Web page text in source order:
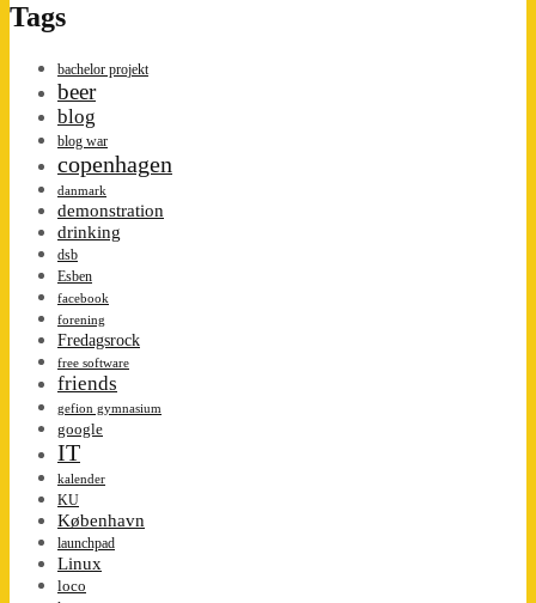
Tags
bachelor projekt
beer
blog
blog war
copenhagen
danmark
demonstration
drinking
dsb
Esben
facebook
forening
Fredagsrock
free software
friends
gefion gymnasium
google
IT
kalender
KU
København
launchpad
Linux
loco